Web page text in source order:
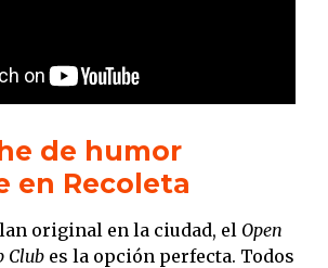
de humor
en Recoleta
original en la ciudad, el Open
Club es la opción perfecta. Todos